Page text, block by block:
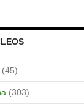
(45)
(303)